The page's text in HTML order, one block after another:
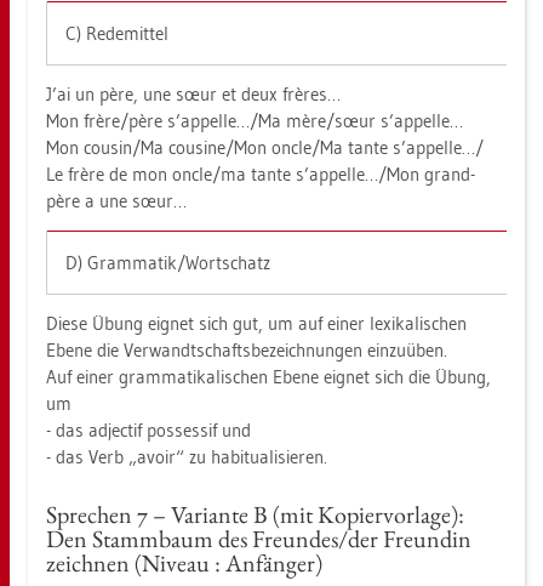
C) Re­de­mit­tel
J’ai un père, une sœur et deux frères…
Mon frère/père s’ap­pel­le…/Ma mère/sœur s’ap­pel­le…
Mon cou­sin/Ma cou­si­ne/Mon oncle/Ma tante s’ap­pel­le…/
Le frère de mon oncle/ma tante s’ap­pel­le…/Mon grand-
père a une sœur…
D) Gram­ma­tik/Wort­schatz
Diese Übung eig­net sich gut, um auf einer le­xi­ka­li­schen
Ebene die Ver­wandt­schafts­be­zeich­nun­gen ein­zu­üben.
Auf einer gram­ma­ti­ka­li­schen Ebene eig­net sich die Übung,
um
- das ad­jec­tif pos­ses­sif und
- das Verb „avoir“ zu ha­b­itua­li­sie­ren.
Spre­chen 7 – Va­ri­an­te B (mit Ko­pier­vor­la­ge):
Den Stamm­baum des Freun­des/der Freun­din
zeich­nen (Ni­veau : An­fän­ger)